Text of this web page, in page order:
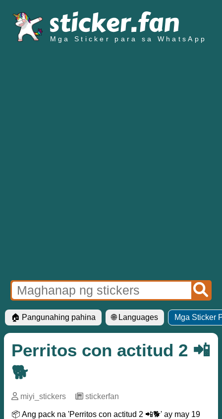
Mga Sticker para sa WhatsApp
🏠 Pangunahing pahina 🌐 Languages Mga Sticker
Perritos con actitud 2 📲
🐕
miyi_stickers stickerfan
📦 Ang pack na 'Perritos con actitud 2 📲🐕' ay may 19